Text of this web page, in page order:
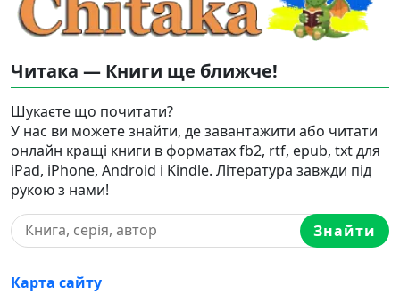
Читака — Книги ще ближче!
Шукаєте що почитати?
У нас ви можете знайти, де завантажити або читати
онлайн кращі книги в форматах fb2, rtf, epub, txt для
iPad, iPhone, Android і Kindle. Література завжди під
рукою з нами!
Знайти
Карта сайту